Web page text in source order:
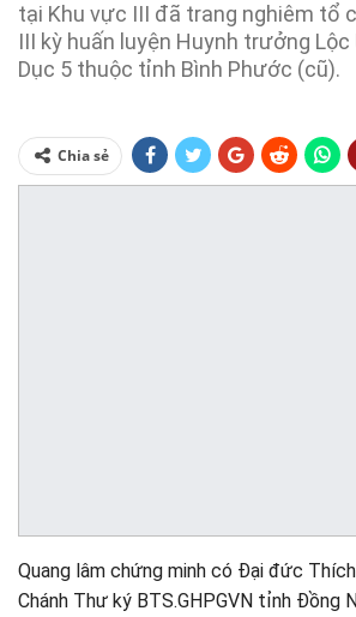
tại Khu vực III đã trang nghiêm tổ
III kỳ huấn luyện Huynh trưởng Lộc
Dục 5 thuộc tỉnh Bình Phước (cũ).
Chia sẻ
Quang lâm chứng minh có Đại đức
Chánh Thư ký BTS.GHPGVN tỉnh Đồng